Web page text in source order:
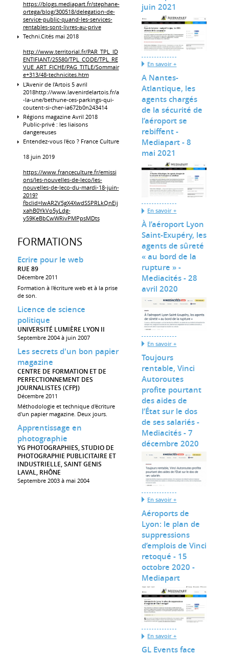
https://blogs.mediapart.fr/stephane-
ortega/blog/300518/delegation-de-
service-public-quand-les-services-
rentables-sont-livres-au-prive
Techni.Cités mai 2018
http://www.territorial.fr/PAR_TPL_ID
ENTIFIANT/25580/TPL_CODE/TPL_RE
VUE_ART_FICHE/PAG_TITLE/Sommair
e+313/48-technicites.htm
L'Avenir de l'Artois 5 avril
2018http://www.lavenirdelartois.fr/a
-la-une/bethune-ces-parkings-qui-
coutent-si-cher-ia672b0n243414
Régions magazine Avril 2018
Public-privé : les liaisons
dangereuses
Entendez-vous l'éco ? France Culture
18 juin 2019
https://www.franceculture.fr/emissi
ons/les-nouvelles-de-leco/les-
nouvelles-de-leco-du-mardi-18-juin-
2019?
fbclid=IwAR2V5gX4XwdSSPRLkQnEij
xahB0YkVo5yLdg-
y59KeBbCwWRivPMPpsMDts
FORMATIONS
Ecrire pour le web
RUE 89
Décembre 2011
Formation à l'écriture web et à la prise
de son.
Licence de science
politique
UNIVERSITÉ LUMIÈRE LYON II
Septembre 2004 à juin 2007
Les secrets d'un bon papier
magazine
CENTRE DE FORMATION ET DE
PERFECTIONNEMENT DES
JOURNALISTES (CFPJ)
Décembre 2011
Méthodologie et technique d'écriture
d'un papier magazine. Deux jours.
Apprentissage en
photographie
YG PHOTOGRAPHIES, STUDIO DE
PHOTOGRAPHIE PUBLICITAIRE ET
INDUSTRIELLE, SAINT GENIS
LAVAL, RHÔNE
Septembre 2003 à mai 2004
juin 2021
En savoir +
A Nantes-
Atlantique, les
agents chargés
de la sécurité de
l’aéroport se
rebiffent -
Mediapart - 8
mai 2021
En savoir +
À l’aéroport Lyon
Saint-Exupéry, les
agents de sûreté
« au bord de la
rupture » -
Mediacités - 28
avril 2020
En savoir +
Toujours
rentable, Vinci
Autoroutes
profite pourtant
des aides de
l’État sur le dos
de ses salariés -
Mediacités - 7
décembre 2020
En savoir +
Aéroports de
Lyon: le plan de
suppressions
d’emplois de Vinci
retoqué - 15
octobre 2020 -
Mediapart
En savoir +
GL Events face